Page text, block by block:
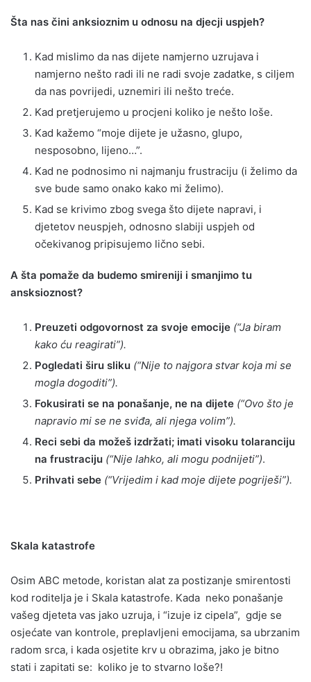
Šta nas čini anksioznim u odnosu na djecji uspjeh?
Kad mislimo da nas dijete namjerno uzrujava i
namjerno nešto radi ili ne radi svoje zadatke, s ciljem
da nas povrijedi, uznemiri ili nešto treće.
Kad pretjerujemo u procjeni koliko je nešto loše.
Kad kažemo “moje dijete je užasno, glupo,
nesposobno, lijeno…”.
Kad ne podnosimo ni najmanju frustraciju (i želimo da
sve bude samo onako kako mi želimo).
Kad se krivimo zbog svega što dijete napravi, i
djetetov neuspjeh, odnosno slabiji uspjeh od
očekivanog pripisujemo lično sebi.
A šta pomaže da budemo smireniji i smanjimo tu
ansksioznost?
Preuzeti odgovornost za svoje emocije (“Ja biram
kako ću reagirati”).
Pogledati širu sliku (“Nije to najgora stvar koja mi se
mogla dogoditi”).
Fokusirati se na ponašanje, ne na dijete (“Ovo što je
napravio mi se ne sviđa, ali njega volim”).
Reci sebi da možeš izdržati; imati visoku tolaranciju
na frustraciju (“Nije lahko, ali mogu podnijeti”).
Prihvati sebe (“Vrijedim i kad moje dijete pogriješi”).
Skala katastrofe
Osim ABC metode, koristan alat za postizanje smirentosti
kod roditelja je i Skala katastrofe. Kada neko ponašanje
vašeg djeteta vas jako uzruja, i “izuje iz cipela”, gdje se
osjećate van kontrole, preplavljeni emocijama, sa ubrzanim
radom srca, i kada osjetite krv u obrazima, jako je bitno
stati i zapitati se: koliko je to stvarno loše?!